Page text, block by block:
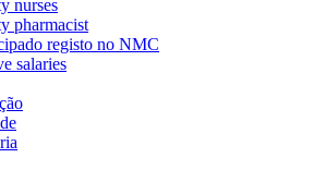
nurses
pharmacist
registo no NMC
salaries